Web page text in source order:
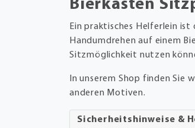
Bierkasten
Ein praktisches Helferlein ist
Handumdrehen auf einem
Sitzmöglichkeit nutzen
In unserem Shop finden Sie
anderen Motiven.
Sicherheitshinweise &